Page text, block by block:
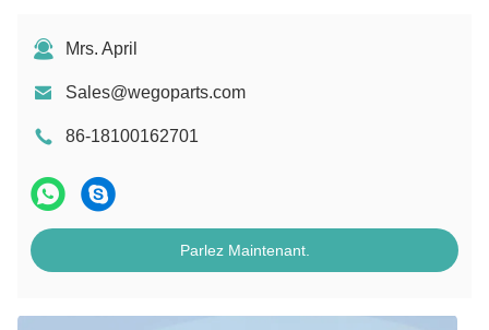
Mrs. April
Sales@wegoparts.com
86-18100162701
Parlez Maintenant.